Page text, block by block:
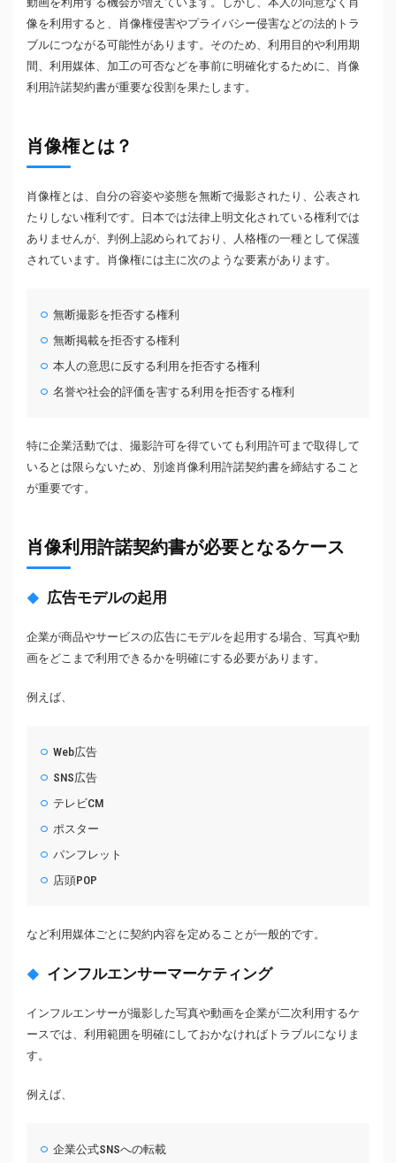
像を利用すると、肖像権侵害やプライバシー侵害などの法的トラ
ブルにつながる可能性があります。そのため、利用目的や利用期
間、利用媒体、加工の可否などを事前に明確化するために、肖像
利用許諾契約書が重要な役割を果たします。
肖像権とは？
肖像権とは、自分の容姿や姿態を無断で撮影されたり、公表され
たりしない権利です。日本では法律上明文化されている権利では
ありませんが、判例上認められており、人格権の一種として保護
されています。肖像権には主に次のような要素があります。
無断撮影を拒否する権利
無断掲載を拒否する権利
本人の意思に反する利用を拒否する権利
名誉や社会的評価を害する利用を拒否する権利
特に企業活動では、撮影許可を得ていても利用許可まで取得して
いるとは限らないため、別途肖像利用許諾契約書を締結すること
が重要です。
肖像利用許諾契約書が必要となるケース
広告モデルの起用
企業が商品やサービスの広告にモデルを起用する場合、写真や動
画をどこまで利用できるかを明確にする必要があります。
例えば、
Web広告
SNS広告
テレビCM
ポスター
パンフレット
店頭POP
など利用媒体ごとに契約内容を定めることが一般的です。
インフルエンサーマーケティング
インフルエンサーが撮影した写真や動画を企業が二次利用するケ
ースでは、利用範囲を明確にしておかなければトラブルになりま
す。
例えば、
企業公式SNSへの転載